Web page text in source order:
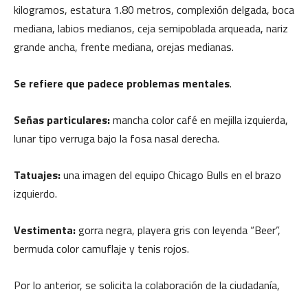
kilogramos, estatura 1.80 metros, complexión delgada, boca
mediana, labios medianos, ceja semipoblada arqueada, nariz
grande ancha, frente mediana, orejas medianas.
Se refiere que padece problemas mentales.
Señas particulares:mancha color café en mejilla izquierda,
lunar tipo verruga bajo la fosa nasal derecha.
Tatuajes:una imagen del equipo Chicago Bulls en el brazo
izquierdo.
Vestimenta:gorra negra, playera gris con leyenda “Beer”,
bermuda color camuflaje y tenis rojos.
Por lo anterior, se solicita la colaboración de la ciudadanía,